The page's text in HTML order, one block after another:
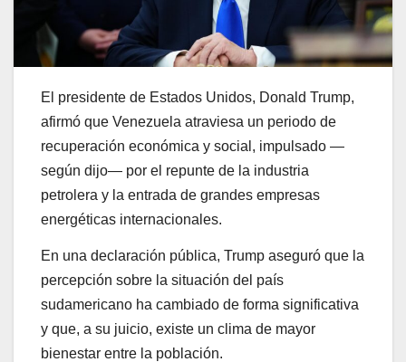
El presidente de Estados Unidos, Donald Trump,
afirmó que Venezuela atraviesa un periodo de
recuperación económica y social, impulsado —
según dijo— por el repunte de la industria
petrolera y la entrada de grandes empresas
energéticas internacionales.
En una declaración pública, Trump aseguró que la
percepción sobre la situación del país
sudamericano ha cambiado de forma significativa
y que, a su juicio, existe un clima de mayor
bienestar entre la población.